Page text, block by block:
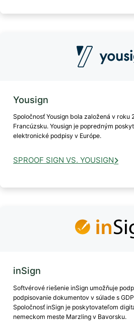
Yousign
Spoločnosť Yousign bola založená v roku
Francúzsku. Yousign je popredným
elektronické podpisy v Európe.
SPROOF SIGN VS. YOUSIGN
inSign
Softvérové riešenie inSign umožňuje
podpisovanie dokumentov v súlade s
Spoločnosť inSign je poskytovateľom
nemeckom meste Marzling v Bavorsku.